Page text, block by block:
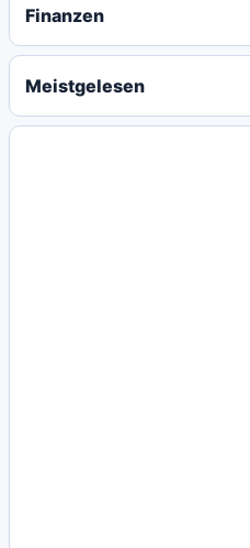
Finanzen
Meistgelesen